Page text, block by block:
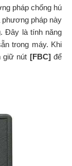
pháp chống hú
phương pháp này
Đây là tính năng
trong máy. Khi
giữ nút [FBC] để